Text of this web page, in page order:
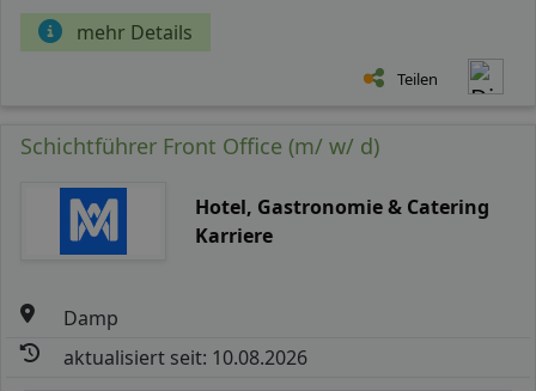
mehr Details
Teilen
Schichtführer Front Office (m/ w/ d)
Hotel, Gastronomie & Catering
Karriere
Damp
aktualisiert seit: 10.08.2026